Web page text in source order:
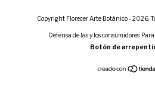
Copyright Florecer Arte Botánico - 2026.
Defensa de las y los consumidores.
Botón de